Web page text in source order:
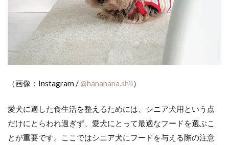
（画像：Instagram /@hanahana.shii）
愛犬に適した食生活を整えるためには、シニア犬用という点
だけにとらわれ過ぎず、愛犬にとって最適なフードを選ぶこ
とが重要です。ここではシニア犬にフードを与える際の注意